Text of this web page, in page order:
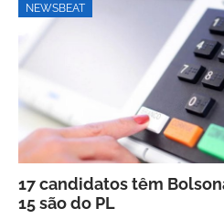
NEWSBEAT
17 candidatos têm
15 são do PL